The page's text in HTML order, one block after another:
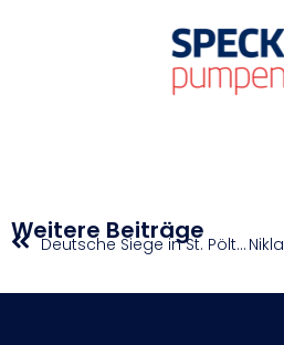
Weitere Beiträge Deutsche Siege in St. Pölten